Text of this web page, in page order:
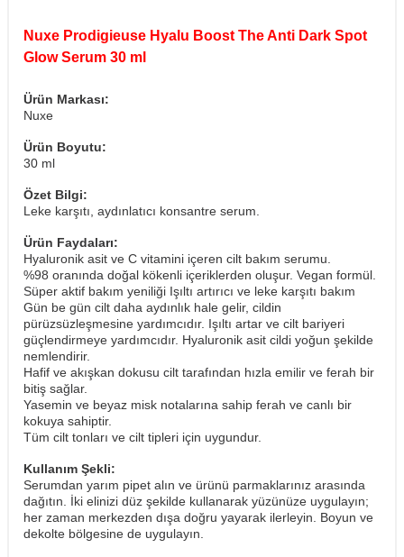
Nuxe Prodigieuse Hyalu Boost The Anti Dark Spot
Glow Serum 30 ml
Ürün Markası:
Nuxe
Ürün Boyutu:
30 ml
Özet Bilgi:
Leke karşıtı, aydınlatıcı konsantre serum.
Ürün Faydaları:
Hyaluronik asit ve C vitamini içeren cilt bakım serumu.
%98 oranında doğal kökenli içeriklerden oluşur. Vegan formül.
Süper aktif bakım yeniliği Işıltı artırıcı ve leke karşıtı bakım
Gün be gün cilt daha aydınlık hale gelir, cildin
pürüzsüzleşmesine yardımcıdır. Işıltı artar ve cilt bariyeri
güçlendirmeye yardımcıdır. Hyaluronik asit cildi yoğun şekilde
nemlendirir.
Hafif ve akışkan dokusu cilt tarafından hızla emilir ve ferah bir
bitiş sağlar.
Yasemin ve beyaz misk notalarına sahip ferah ve canlı bir
kokuya sahiptir.
Tüm cilt tonları ve cilt tipleri için uygundur.
Kullanım Şekli:
Serumdan yarım pipet alın ve ürünü parmaklarınız arasında
dağıtın. İki elinizi düz şekilde kullanarak yüzünüze uygulayın;
her zaman merkezden dışa doğru yayarak ilerleyin. Boyun ve
dekolte bölgesine de uygulayın.